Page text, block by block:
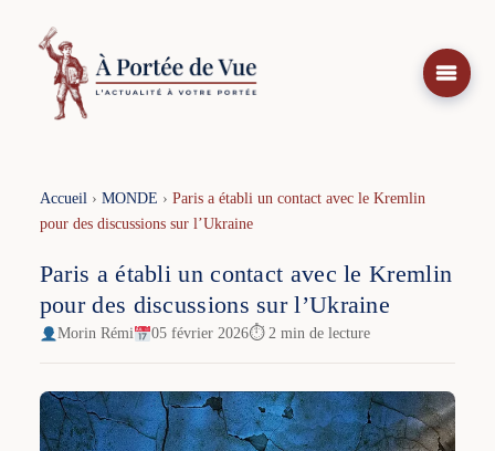
contenu
Accueil› MONDE › Paris a établi un contact avec le Kremlin
pour des discussions sur l’Ukraine
Paris a établi un contact avec le Kremlin
pour des discussions sur l’Ukraine
Morin Rémi 05 février 2026⏱ 2 min de lecture